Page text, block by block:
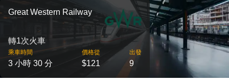
Great Western Railway
轉1次火車
乘車時間
3 小時 30 分
價格從
$121
出發
9